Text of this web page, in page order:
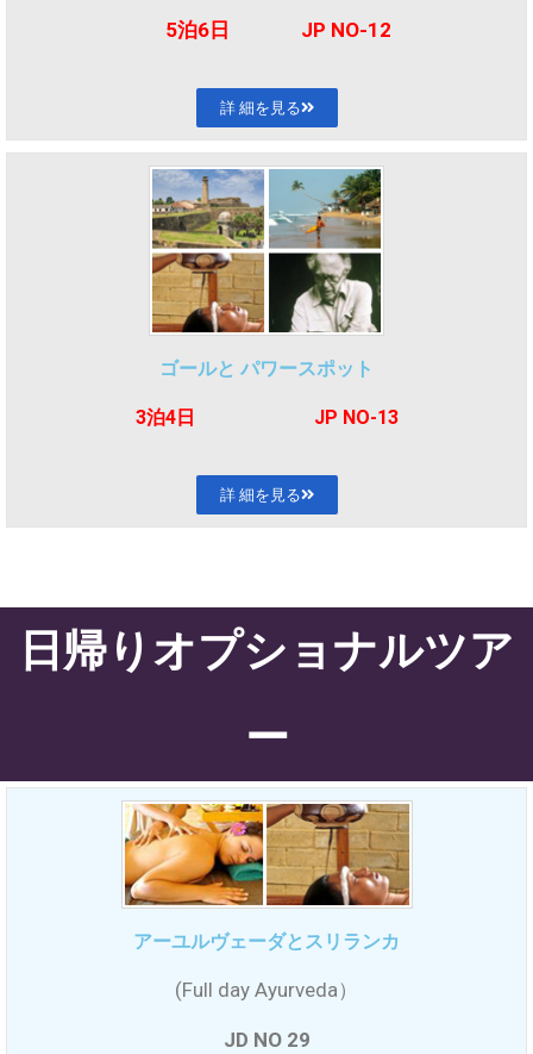
5泊6日 JP NO-12
詳 細を見る
ゴールと パワースポット
3泊4日 JP NO-13
詳 細を見る
日帰りオプショナルツア
ー
アーユルヴェーダとスリランカ
(Full day Ayurveda）
JD NO 29